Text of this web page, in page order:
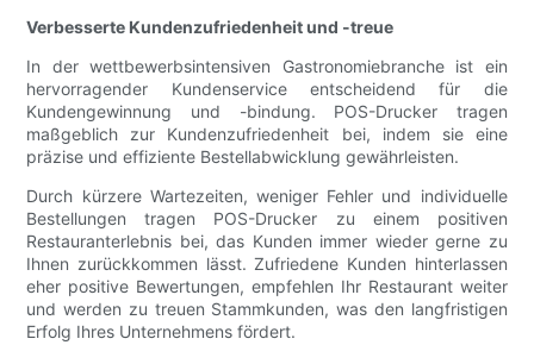
Verbesserte Kundenzufriedenheit und -treue
In der wettbewerbsintensiven Gastronomiebranche ist ein
hervorragender Kundenservice entscheidend für die
Kundengewinnung und -bindung. POS-Drucker tragen
maßgeblich zur Kundenzufriedenheit bei, indem sie eine
präzise und effiziente Bestellabwicklung gewährleisten.
Durch kürzere Wartezeiten, weniger Fehler und individuelle
Bestellungen tragen POS-Drucker zu einem positiven
Restauranterlebnis bei, das Kunden immer wieder gerne zu
Ihnen zurückkommen lässt. Zufriedene Kunden hinterlassen
eher positive Bewertungen, empfehlen Ihr Restaurant weiter
und werden zu treuen Stammkunden, was den langfristigen
Erfolg Ihres Unternehmens fördert.